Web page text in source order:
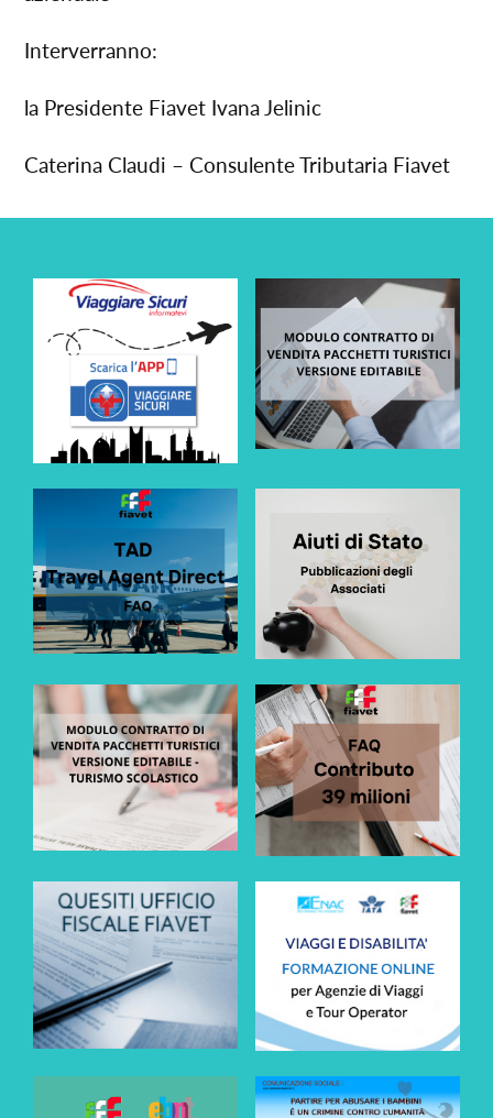
Interverranno:
la Presidente Fiavet Ivana Jelinic
Caterina Claudi – Consulente Tributaria Fiavet